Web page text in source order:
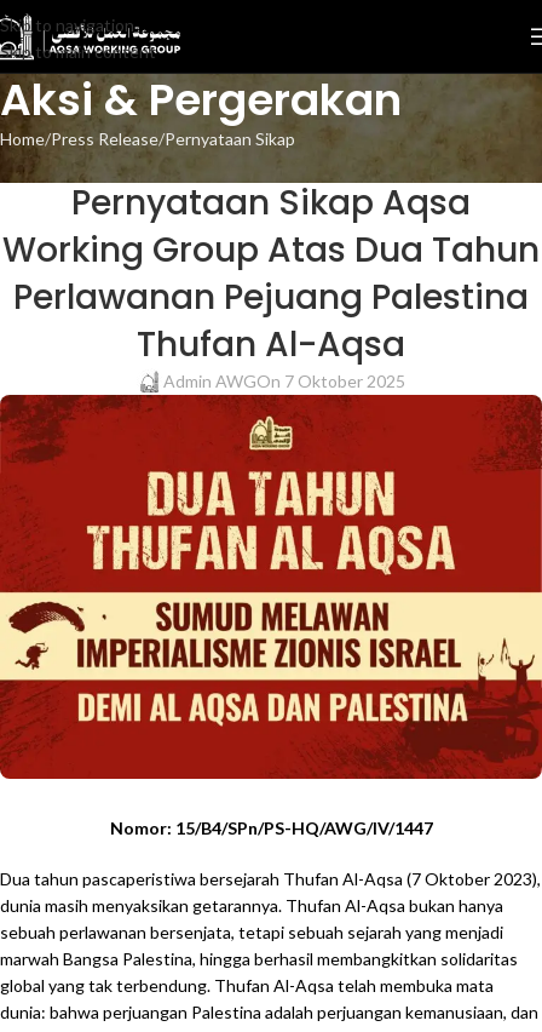
Skip to navigation
Skip to main content
Aksi & Pergerakan
Home Press Release Pernyataan Sikap
PERNYATAAN SIKAP
Pernyataan Sikap Aqsa
Working Group Atas Dua Tahun
Perlawanan Pejuang Palestina
Thufan Al-Aqsa
Admin AWGOn 7 Oktober 2025
Nomor: 15/B4/SPn/PS-HQ/AWG/IV/1447
Dua tahun pascaperistiwa bersejarah Thufan Al-Aqsa (7 Oktober 2023),
dunia masih menyaksikan getarannya. Thufan Al-Aqsa bukan hanya
sebuah perlawanan bersenjata, tetapi sebuah sejarah yang menjadi
marwah Bangsa Palestina, hingga berhasil membangkitkan solidaritas
global yang tak terbendung. Thufan Al-Aqsa telah membuka mata
dunia: bahwa perjuangan Palestina adalah perjuangan kemanusiaan, dan